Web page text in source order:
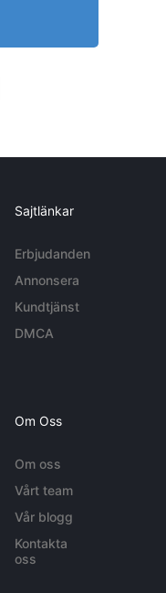
Sajtlänkar
Erbjudanden
Annonsera
Kundtjänst
DMCA
Om Oss
Om oss
Vårt team
Vår blogg
Kontakta
oss